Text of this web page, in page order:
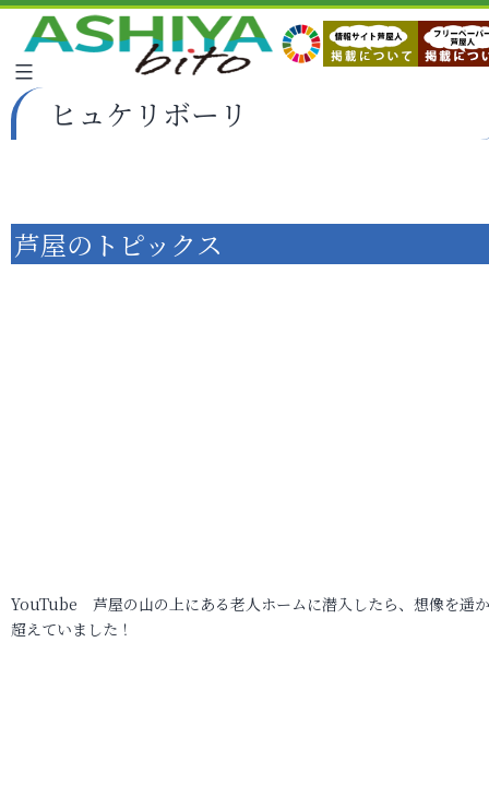
ヒュケリボーリ
芦屋のトピックス
YouTube 芦屋の山の上にある老人ホームに潜入したら、想像を遥
超えていました！